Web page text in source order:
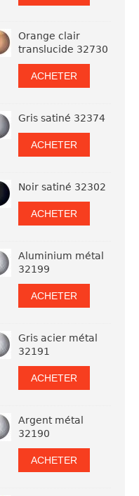
Orange clair
translucide 32730
ACHETER
Gris satiné 32374
ACHETER
Noir satiné 32302
ACHETER
Aluminium métal
32199
ACHETER
Gris acier métal
32191
ACHETER
Argent métal
32190
ACHETER